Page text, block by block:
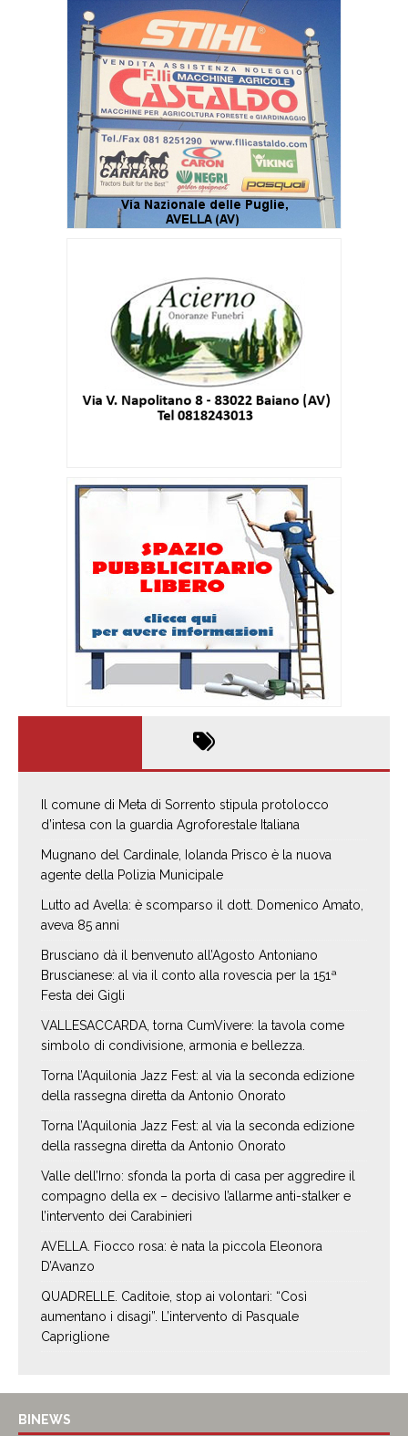
Il comune di Meta di Sorrento stipula protolocco
d’intesa con la guardia Agroforestale Italiana
Mugnano del Cardinale, Iolanda Prisco è la nuova
agente della Polizia Municipale
Lutto ad Avella: è scomparso il dott. Domenico Amato,
aveva 85 anni
Brusciano dà il benvenuto all’Agosto Antoniano
Bruscianese: al via il conto alla rovescia per la 151ª
Festa dei Gigli
VALLESACCARDA, torna CumVivere: la tavola come
simbolo di condivisione, armonia e bellezza.
Torna l’Aquilonia Jazz Fest: al via la seconda edizione
della rassegna diretta da Antonio Onorato
Torna l’Aquilonia Jazz Fest: al via la seconda edizione
della rassegna diretta da Antonio Onorato
Valle dell’Irno: sfonda la porta di casa per aggredire il
compagno della ex – decisivo l’allarme anti-stalker e
l’intervento dei Carabinieri
AVELLA. Fiocco rosa: è nata la piccola Eleonora
D’Avanzo
QUADRELLE. Caditoie, stop ai volontari: “Così
aumentano i disagi”. L’intervento di Pasquale
Capriglione
BINEWS